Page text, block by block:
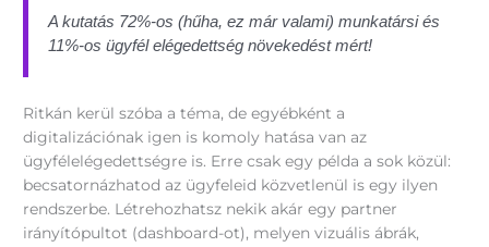
A kutatás 72%-os (hűha, ez már valami) munkatársi és
11%-os ügyfél elégedettség növekedést mért!
Ritkán kerül szóba a téma, de egyébként a
digitalizációnak igen is komoly hatása van az
ügyfélelégedettségre is. Erre csak egy példa a sok közül:
becsatornázhatod az ügyfeleid közvetlenül is egy ilyen
rendszerbe. Létrehozhatsz nekik akár egy partner
irányítópultot (dashboard-ot), melyen vizuális ábrák,